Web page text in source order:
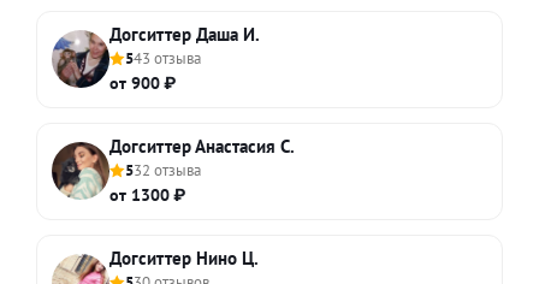
Догситтер Даша И.
543 отзыва
от 900 ₽
Догситтер Анастасия С.
532 отзыва
от 1300 ₽
Догситтер Нино Ц.